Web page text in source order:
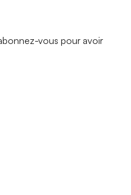
vous pour avoir